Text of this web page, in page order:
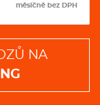
měsíčně bez DPH
NA